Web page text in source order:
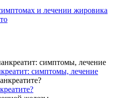
и лечении жировика
симптомы, лечение